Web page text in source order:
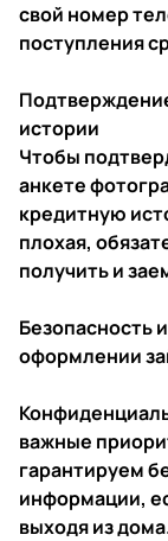
свой номер
поступления
истории
Чтобы
анкете
кредитную
плохая,
получить и
Безопасность
оформлении
важные
гарантируем
информации,
выходя из